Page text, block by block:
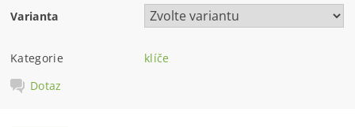
Varianta
Kategorie
klíče
Dotaz